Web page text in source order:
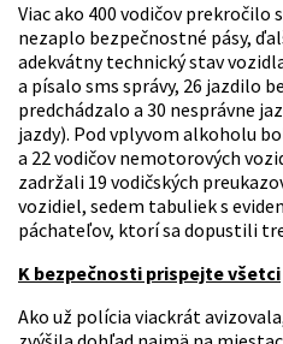
Viac ako 400 vodičov prekročilo
nezaplo bezpečnostné pásy,
adekvátny technický stav
a písalo sms správy, 26 jazdilo
predchádzalo a 30 nesprávne
jazdy). Pod vplyvom alkoholu
a 22 vodičov nemotorových
zadržali 19 vodičských
vozidiel, sedem tabuliek s
páchateľov, ktorí sa dopustili
K bezpečnosti prispejte všetci
Ako už polícia viackrát